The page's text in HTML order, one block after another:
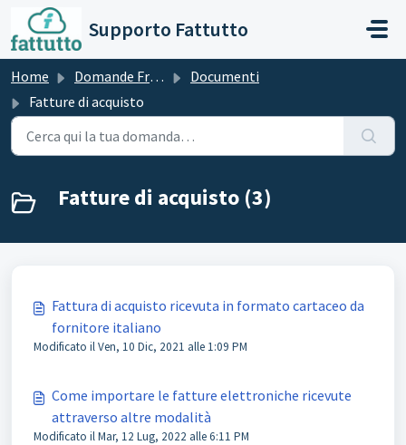
Salta al contenuto principale
Supporto Fattutto
Home Domande Frequenti (FAQ)
Documenti
Fatture di acquisto
Fatture di acquisto (3)
Fattura di acquisto ricevuta in formato cartaceo da
fornitore italiano
Modificato il Ven, 10 Dic, 2021 alle 1:09 PM
Come importare le fatture elettroniche ricevute
attraverso altre modalità
Modificato il Mar, 12 Lug, 2022 alle 6:11 PM